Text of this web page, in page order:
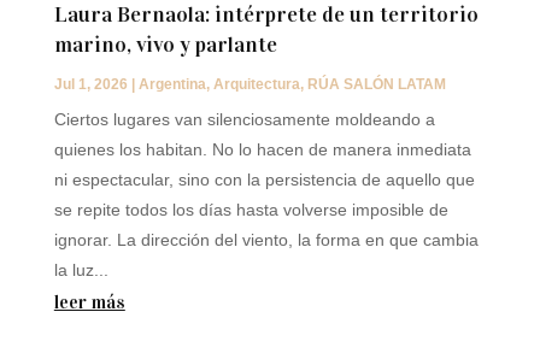
Laura Bernaola: intérprete de un territorio
marino, vivo y parlante
Jul 1, 2026 Argentina, Arquitectura, RÚA SALÓN LATAM
Ciertos lugares van silenciosamente moldeando a
quienes los habitan. No lo hacen de manera inmediata
ni espectacular, sino con la persistencia de aquello que
se repite todos los días hasta volverse imposible de
ignorar. La dirección del viento, la forma en que cambia
la luz...
leer más